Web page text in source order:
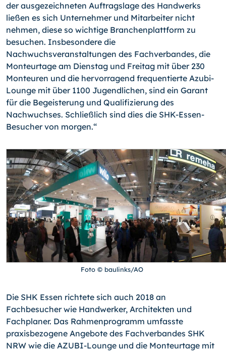
der ausgezeichneten Auftragslage des Handwerks
ließen es sich Unternehmer und Mitarbeiter nicht
nehmen, diese so wichtige Branchenplattform zu
besuchen. Insbesondere die
Nachwuchsveranstaltungen des Fachverbandes, die
Monteurtage am Dienstag und Freitag mit über 230
Monteuren und die hervorragend frequentierte Azubi-
Lounge mit über 1100 Jugendlichen, sind ein Garant
für die Begeisterung und Qualifizierung des
Nachwuchses. Schließlich sind dies die SHK-Essen-
Besucher von morgen.“
Foto © baulinks/AO
Die SHK Essen richtete sich auch 2018 an
Fachbesucher wie Handwerker, Architekten und
Fachplaner. Das Rahmenprogramm umfasste
praxisbezogene Angebote des Fachverbandes SHK
NRW wie die AZUBI-Lounge und die Monteurtage mit